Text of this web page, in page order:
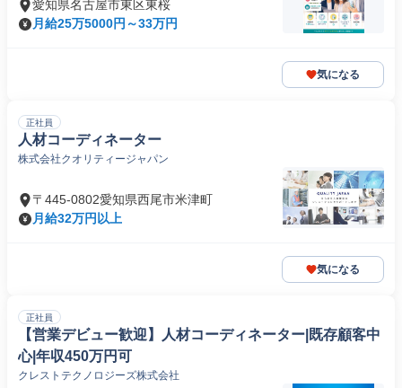
愛知県名古屋市東区東桜
月給25万5000円～33万円
気になる
正社員
人材コーディネーター
株式会社クオリティージャパン
〒445-0802愛知県西尾市米津町
月給32万円以上
気になる
正社員
【営業デビュー歓迎】人材コーディネーター|既存顧客中
心|年収450万円可
クレストテクノロジーズ株式会社